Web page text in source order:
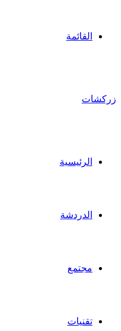
القائمة
زركشات
الرئيسية
الدردشة
مجتمع
تقنيات